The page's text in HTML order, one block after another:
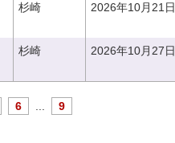
杉崎 2026年10月21日
杉崎 2026年10月27日
6 9